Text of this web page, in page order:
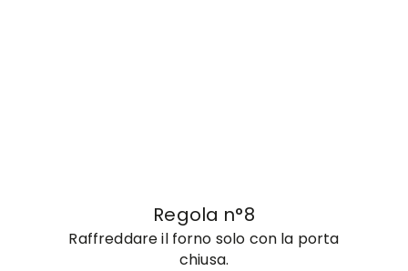
Regola n°8
Raffreddare il forno solo con la porta
chiusa.